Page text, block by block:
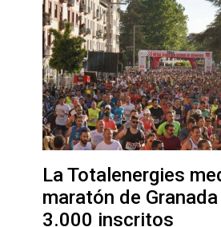
La Totalenergies
maratón de
3.000 inscritos